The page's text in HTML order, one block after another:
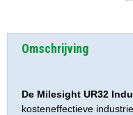
Omschrijving
De Milesight UR32
kosteneffectieve